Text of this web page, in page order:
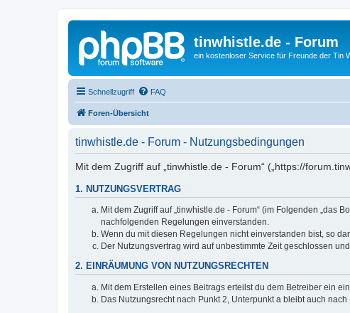
tinwhistle.de - Forum
ein kostenloser Service für Freunde der Tin
Schnellzugriff FAQ
Foren-Übersicht
tinwhistle.de - Forum - Nutzungsbedingungen
Mit dem Zugriff auf „tinwhistle.de - Forum“ („https://
1. NUTZUNGSVERTRAG
Mit dem Zugriff auf „tinwhistle.de - Forum“ (im Folgenden „das
nachfolgenden Regelungen einverstanden.
Wenn du mit diesen Regelungen nicht einverstanden bist, so
Der Nutzungsvertrag wird auf unbestimmte Zeit geschlossen
2. EINRÄUMUNG VON NUTZUNGSRECHTEN
Mit dem Erstellen eines Beitrags erteilst du dem Betreiber ein
Das Nutzungsrecht nach Punkt 2, Unterpunkt a bleibt auch